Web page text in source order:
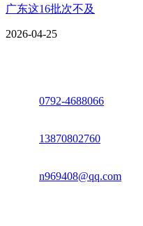
广东这16批次不及
2026-04-25
0792-4688066
13870802760
n969408@qq.com